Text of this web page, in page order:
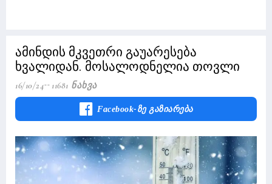
ამინდის მკვეთრი გაუარესება
ხვალიდან. მოსალოდნელია თოვლი
16/10/24 11681 Ნახვა
Facebook-Ზე Გაზიარება